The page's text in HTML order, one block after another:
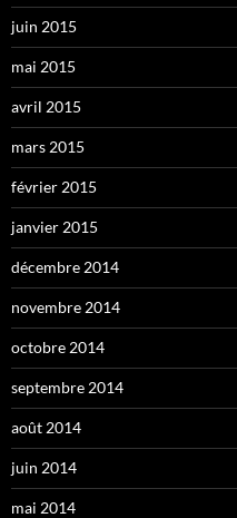
juin 2015
mai 2015
avril 2015
mars 2015
février 2015
janvier 2015
décembre 2014
novembre 2014
octobre 2014
septembre 2014
août 2014
juin 2014
mai 2014